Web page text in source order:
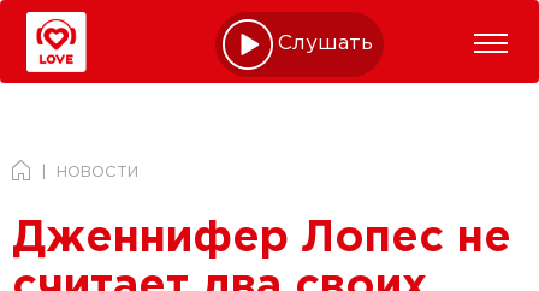
Слушать online
НОВОСТИ
Дженнифер Лопес не